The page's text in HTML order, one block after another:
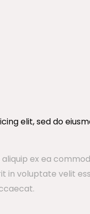
elit, sed do
ex ea
in voluptate velit